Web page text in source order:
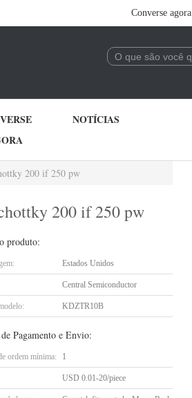
Converse agora
NOTÍCIAS
200 if 250 pw
200 if 250 pw
produto:
Estados Unidos
Central Semiconductor
KDZTR10B
Pagamento e Envio:
ordem mínima: 1
USD 0.01-20/piece